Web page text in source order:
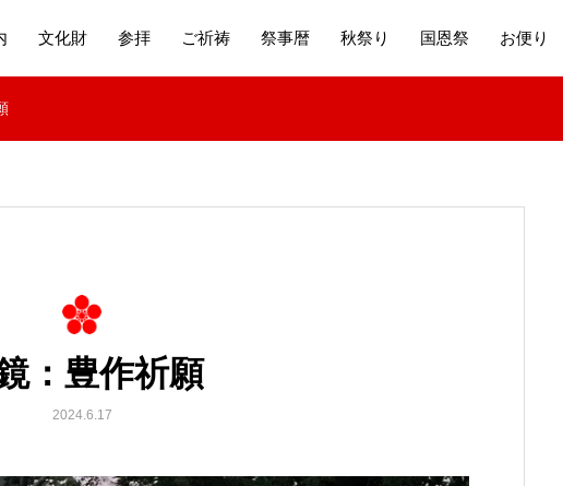
文化財 参拝 ご祈祷 祭事暦 秋祭り 国恩祭 お便り
：豊作祈願
2024.6.17